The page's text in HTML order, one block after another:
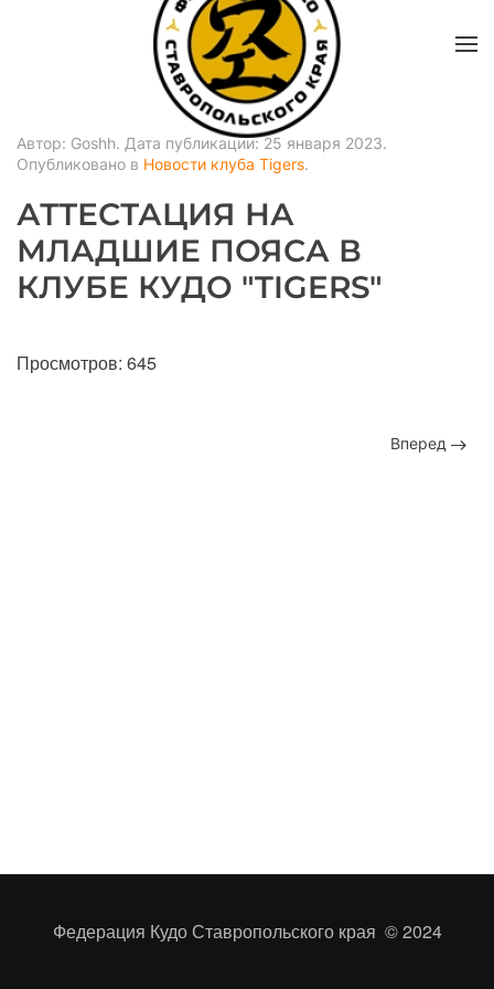
Автор: Goshh. Дата публикации:25 января 2023.
Опубликовано в Новости клуба Tigers.
АТТЕСТАЦИЯ НА
МЛАДШИЕ ПОЯСА В
КЛУБЕ КУДО "TIGERS"
Просмотров: 645
Вперед
Федерация Кудо Ставропольского края © 2024